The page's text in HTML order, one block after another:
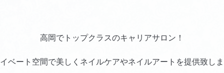
高岡でトップクラスのキャリアサロン！
ベート空間で美しくネイルケアやネイルアートを提供致し